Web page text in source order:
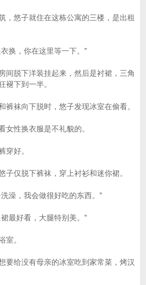
悠子就住在这栋公寓的三楼，是出租
，你在这里等一下。”
脱下洋装挂起来，然后是衬裙，三角
褪下到一半。
袜向下脱时，悠子发现冰室在偷看。
性换衣服是不礼貌的。
好。
仅脱下裤袜，穿上衬衫和迷你裙。
，我会做很好吃的东西。”
好看，大腿特别美。”
。
给没有母亲的冰室吃到家常菜，烤汉